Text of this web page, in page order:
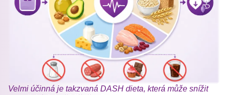
Velmi účinná je takzvaná DASH dieta, která může snížit